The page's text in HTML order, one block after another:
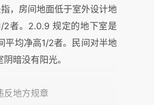
，房间地面低于室外设计地
2者。2.0.9 规定的地下室是
平均净高1/2者。民间对半地
暗没有阳光。
反地方规章